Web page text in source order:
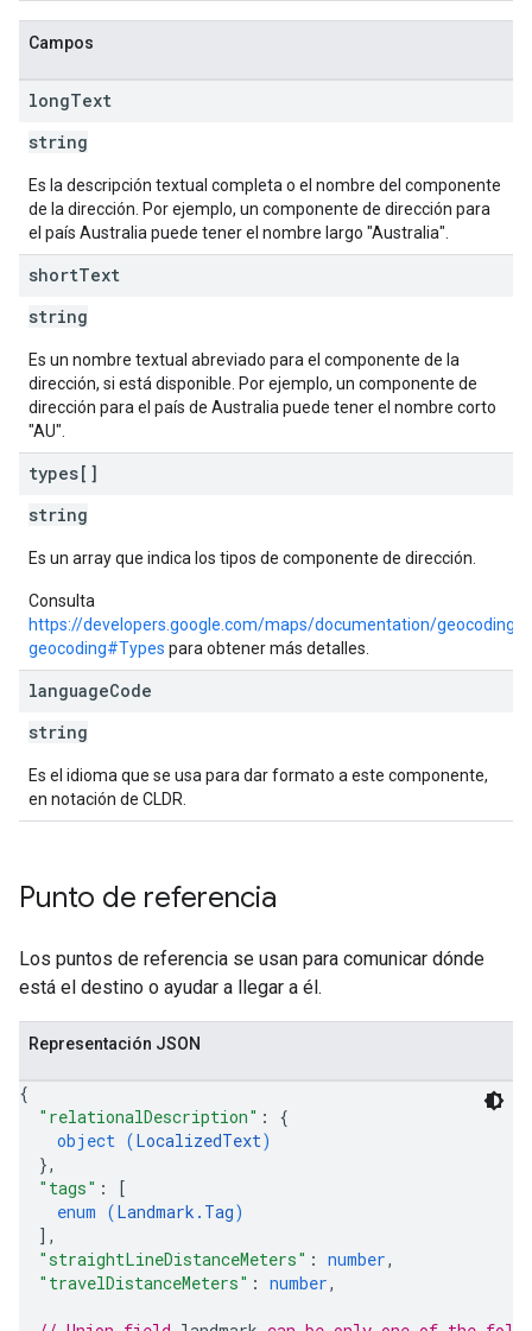
Campos
longText
string
Es la descripción textual completa o el nombre del componente
de la dirección. Por ejemplo, un componente de dirección para
el país Australia puede tener el nombre largo "Australia".
shortText
string
Es un nombre textual abreviado para el componente de la
dirección, si está disponible. Por ejemplo, un componente de
dirección para el país de Australia puede tener el nombre corto
"AU".
types[]
string
Es un array que indica los tipos de componente de dirección.
Consulta
https://developers.google.com/maps/documentation/geocoding/
geocoding#Types para obtener más detalles.
languageCode
string
Es el idioma que se usa para dar formato a este componente,
en notación de CLDR.
Punto de referencia
Los puntos de referencia se usan para comunicar dónde
está el destino o ayudar a llegar a él.
Representación JSON
{
"relationalDescription" : {
object (LocalizedText)
},
"tags" :
[
enum (Landmark.Tag)
] ,
"straightLineDistanceMeters" : number,
"travelDistanceMeters" : number,